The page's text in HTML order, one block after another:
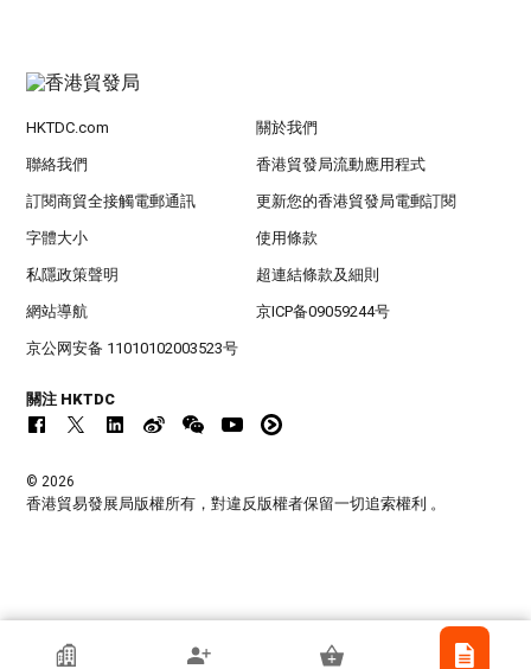
香港貿發局參展商
HKTDC.com 關於我們
聯絡我們 香港貿發局流動應用程式
訂閱商貿全接觸電郵通訊 更新您的香港貿發局電郵訂閱
字體大小 使用條款
私隱政策聲明 超連結條款及細則
網站導航 京ICP备09059244号
京公网安备 11010102003523号
關注 HKTDC
© 2026
香港貿易發展局版權所有，對違反版權者保留一切追索權利 。